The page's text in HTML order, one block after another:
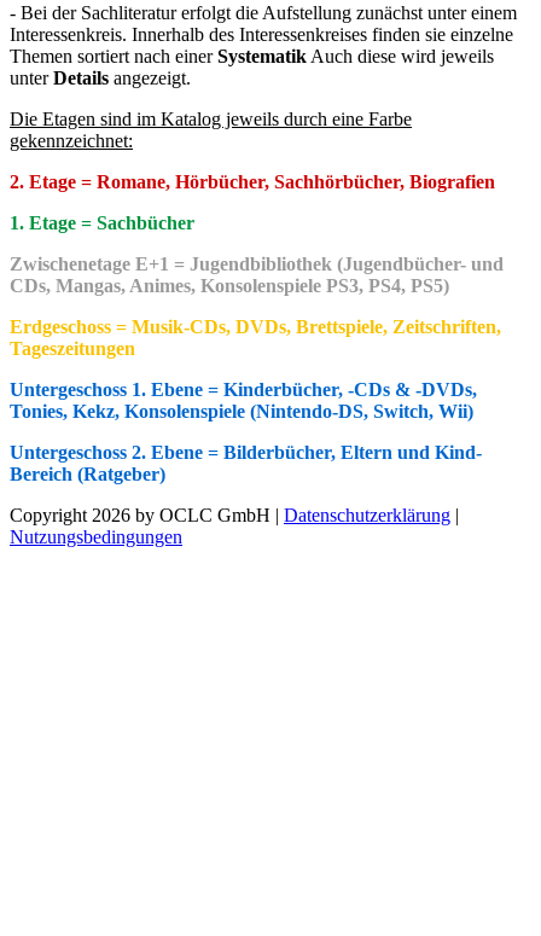
- Bei der Sachliteratur erfolgt die Aufstellung zunächst unter einem
Interessenkreis. Innerhalb des Interessenkreises finden sie einzelne
Themen sortiert nach einerSystematik Auch diese wird jeweils
unterDetails angezeigt.
Die Etagen sind im Katalog jeweils durch eine Farbe
gekennzeichnet:
2. Etage = Romane, Hörbücher, Sachhörbücher, Biografien
1. Etage = Sachbücher
Zwischenetage E+1 = Jugendbibliothek (Jugendbücher- und
CDs, Mangas, Animes, Konsolenspiele PS3, PS4, PS5)
Erdgeschoss = Musik-CDs, DVDs, Brettspiele, Zeitschriften,
Tageszeitungen
Untergeschoss 1. Ebene = Kinderbücher, -CDs & -DVDs,
Tonies, Kekz, Konsolenspiele (Nintendo-DS, Switch, Wii)
Untergeschoss 2. Ebene = Bilderbücher, Eltern und Kind-
Bereich (Ratgeber)
Copyright 2026 by OCLC GmbH | Datenschutzerklärung |
Nutzungsbedingungen